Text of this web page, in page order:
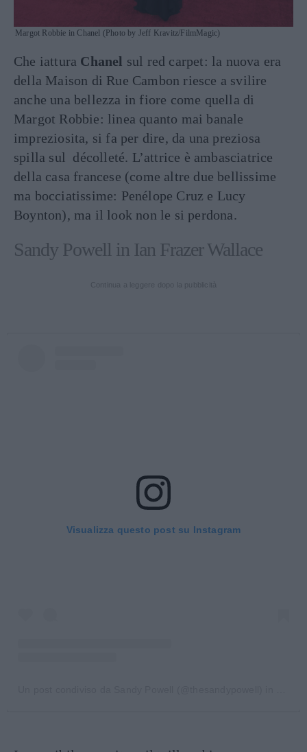
Margot Robbie in Chanel (Photo by Jeff Kravitz/FilmMagic)
Che iattura Chanel sul red carpet: la nuova era
della Maison di Rue Cambon riesce a svilire
anche una bellezza in fiore come quella di
Margot Robbie: linea quanto mai banale
impreziosita, si fa per dire, da una preziosa
spilla sul décolleté. L’attrice è ambasciatrice
della casa francese (come altre due bellissime
ma bocciatissime: Penélope Cruz e Lucy
Boynton), ma il look non le si perdona.
Sandy Powell in Ian Frazer Wallace
Visualizza questo post su Instagram